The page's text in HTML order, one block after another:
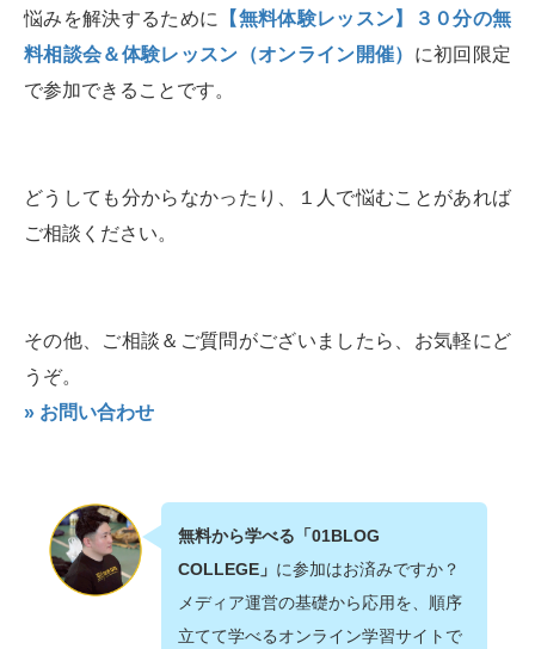
悩みを解決するために
【無料体験レッスン】３０分の無
料相談会＆体験レッスン（オンライン開催） に初回限定
で参加できることです。
どうしても分からなかったり、１人で悩むことがあれば
ご相談ください。
その他、ご相談＆ご質問がございましたら、お気軽にど
うぞ。
» お問い合わせ
無料から学べる「01BLOG
COLLEGE」 に参加はお済みですか？
メディア運営の基礎から応用を、順序
立てて学べるオンライン学習サイトで